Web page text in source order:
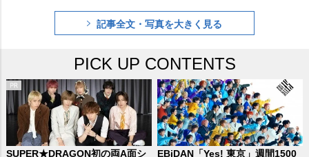
と「SEKAI NO OWARIとして描く
べきサウンドやメロディ、リリッ
リアしてきた。念願のドームツア
ーの成功や「Habit」が巻き起こし
た巨大なバズなどを経て、SEKAI
NO OWARIのポップミュージック
記事全文・写真を大きく見る
PICK UP CONTENTS
SUPER★DRAGON初の両A面シ
EBiDAN「Yes! 東京」週間1500